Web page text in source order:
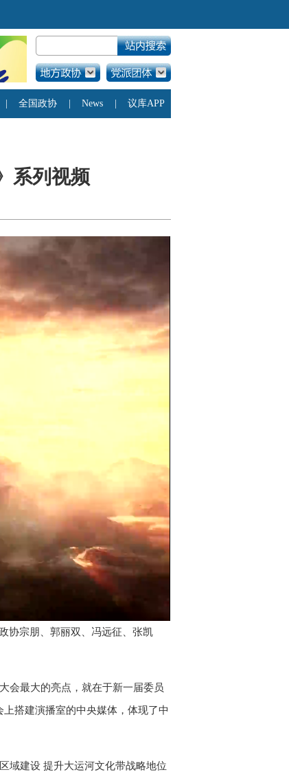
系列视频
Picture
协宗朋、郭丽双、冯远征、张凯
会最大的亮点，就在于新一届委员
搭建演播室的中央媒体，体现了中
域建设 提升大运河文化带战略地位